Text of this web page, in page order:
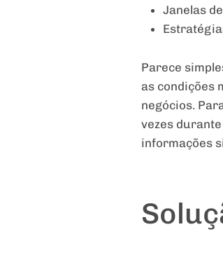
Janelas
Parece
as condições
negócios.
vezes
informações